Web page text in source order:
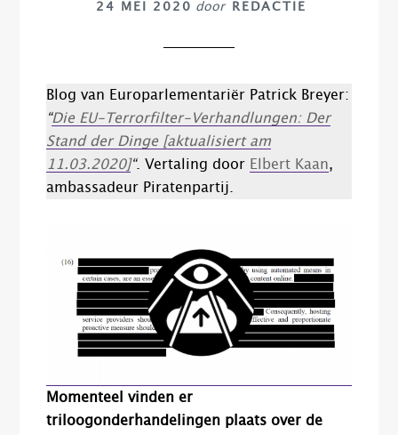
24 MEI 2020 door REDACTIE
Blog van Europarlementariër Patrick Breyer:
“Die EU-Terrorfilter-Verhandlungen: Der
Stand der Dinge [aktualisiert am
11.03.2020]“. Vertaling door Elbert Kaan,
ambassadeur Piratenpartij.
Momenteel vinden er
triloogonderhandelingen plaats over de